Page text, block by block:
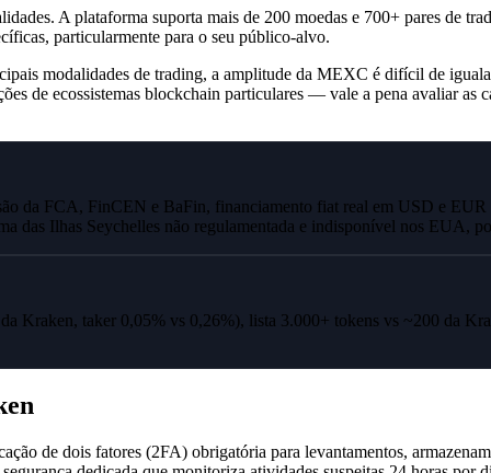
A plataforma suporta mais de 200 moedas e 700+ pares de
particularmente para o seu público-alvo.
modalidades de trading, a amplitude da MEXC é difícil de
de ecossistemas blockchain particulares — vale a pena avaliar as
da FCA, FinCEN e BaFin, financiamento fiat real em USD e
Ilhas Seychelles não regulamentada e indisponível nos EUA,
Kraken, taker 0,05% vs 0,26%), lista 3.000+ tokens vs ~200 da
de dois fatores (2FA) obrigatória para levantamentos,